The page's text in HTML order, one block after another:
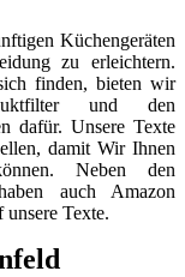
Küchengeräten
zu erleichtern.
finden, bieten wir
und den
dafür. Unsere Texte
damit Wir Ihnen
Neben den
auch Amazon
Texte.